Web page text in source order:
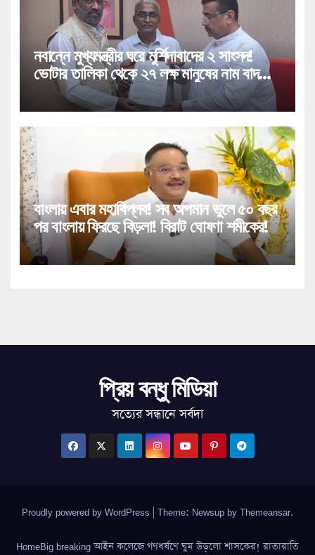
নবান্নে মুখ্যমন্ত্রীর ঘরে মুর্শিদাবাদের ২ সাংসদ!
ভোটার তালিকা থেকে ২৭ লক্ষ মানুষের নাম বাদ
পড়া নিয়ে বিরাট পদক্ষেপ!
বাংলায় এবার মহাবিপ্লব! সব অপমান ভুলে ৫০ বছর
পর বাংলায় ফিরছে বিড়লা! বিরাট ঘোষণা শমীকের!
প্রিয় বন্ধু মিডিয়া
সত্যের সন্ধানে সর্বদা
Proudly powered by WordPress Theme: Newsup by Themeansar.
HomeBig breaking আইন কলেজে গণধর্ষণে ঘুম উড়লো শাসকের! রাতারাতি